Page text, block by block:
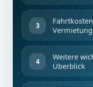
Vermietung
Weitere
Überblick